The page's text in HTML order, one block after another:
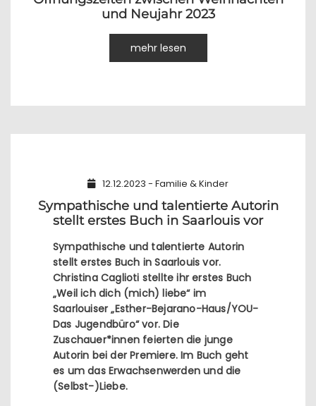
und Neujahr 2023
mehr lesen
12.12.2023 - Familie & Kinder
Sympathische und talentierte Autorin
stellt erstes Buch in Saarlouis vor
Sympathische und talentierte Autorin
stellt erstes Buch in Saarlouis vor.
Christina Caglioti stellte ihr erstes Buch
„Weil ich dich (mich) liebe“ im
Saarlouiser „Esther-Bejarano-Haus/YOU-
Das Jugendbüro“ vor. Die
Zuschauer*innen feierten die junge
Autorin bei der Premiere. Im Buch geht
es um das Erwachsenwerden und die
(Selbst-)Liebe.